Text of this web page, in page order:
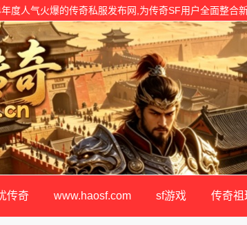
度人气火爆的传奇私服发布网,为传奇SF用户全面整合
奇SF开原版!
传奇 www.haosf.com sf游戏 传奇祖